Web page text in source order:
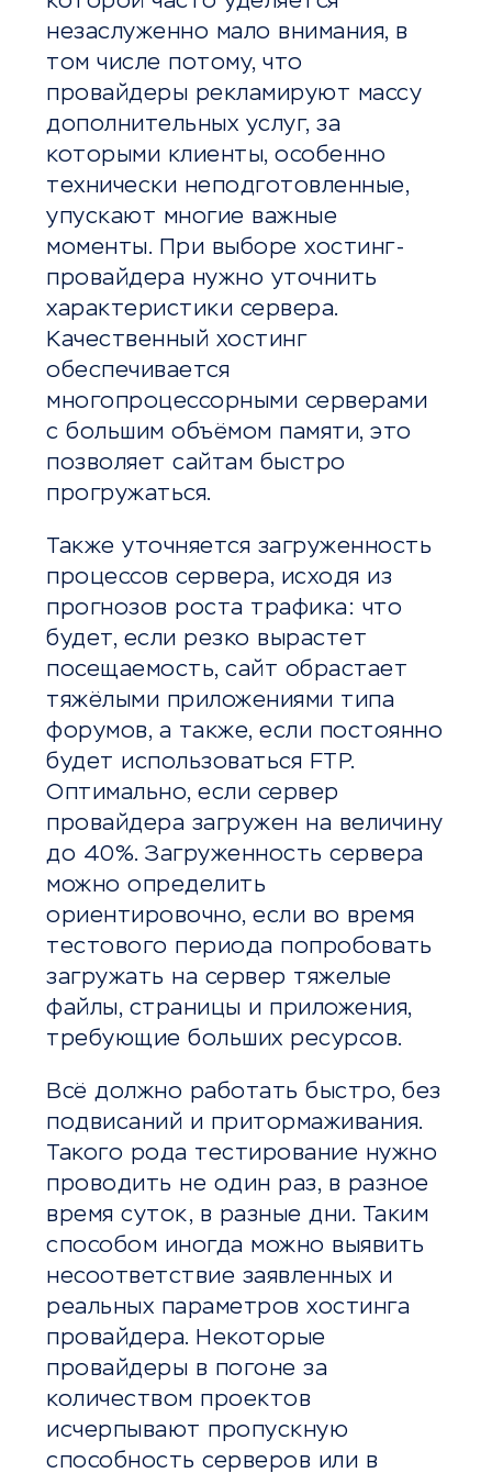
незаслуженно мало внимания, в
том числе потому, что
провайдеры рекламируют массу
дополнительных услуг, за
которыми клиенты, особенно
технически неподготовленные,
упускают многие важные
моменты. При выборе хостинг-
провайдера нужно уточнить
характеристики сервера.
Качественный хостинг
обеспечивается
многопроцессорными серверами
с большим объёмом памяти, это
позволяет сайтам быстро
прогружаться.
Также уточняется загруженность
процессов сервера, исходя из
прогнозов роста трафика: что
будет, если резко вырастет
посещаемость, сайт обрастает
тяжёлыми приложениями типа
форумов, а также, если постоянно
будет использоваться FTP.
Оптимально, если сервер
провайдера загружен на величину
до 40%. Загруженность сервера
можно определить
ориентировочно, если во время
тестового периода попробовать
загружать на сервер тяжелые
файлы, страницы и приложения,
требующие больших ресурсов.
Всё должно работать быстро, без
подвисаний и притормаживания.
Такого рода тестирование нужно
проводить не один раз, в разное
время суток, в разные дни. Таким
способом иногда можно выявить
несоответствие заявленных и
реальных параметров хостинга
провайдера. Некоторые
провайдеры в погоне за
количеством проектов
исчерпывают пропускную
способность серверов или в